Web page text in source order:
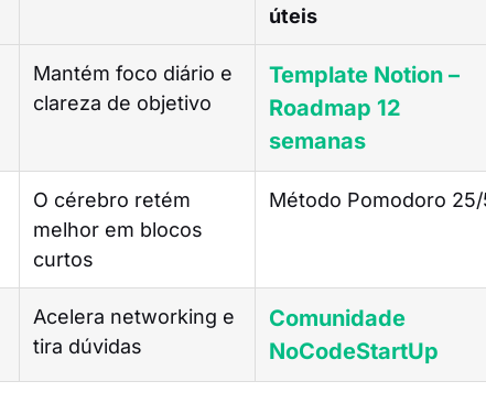
úteis
Mantém foco diário e
clareza de objetivo
Template Notion –
Roadmap 12
semanas
O cérebro retém
melhor em blocos
curtos
Método Pomodoro
Acelera networking e
tira dúvidas
Comunidade
NoCodeStartUp